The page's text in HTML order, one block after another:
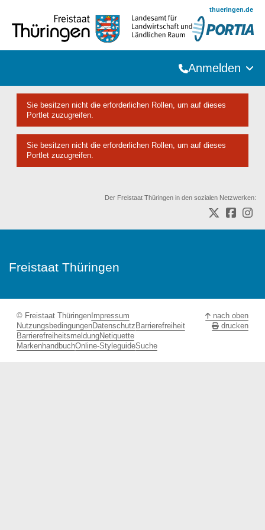
thueringen.de
Anmelden
Sie besitzen nicht die erforderlichen Rollen, um auf dieses
Portlet zuzugreifen.
Sie besitzen nicht die erforderlichen Rollen, um auf dieses
Portlet zuzugreifen.
Der Freistaat Thüringen in den sozialen Netzwerken:
Freistaat Thüringen
© Freistaat Thüringen Impressum
NutzungsbedingungenDatenschutz Barrierefreiheit
BarrierefreiheitsmeldungNetiquette
MarkenhandbuchOnline-StyleguideSuche
nach oben
drucken